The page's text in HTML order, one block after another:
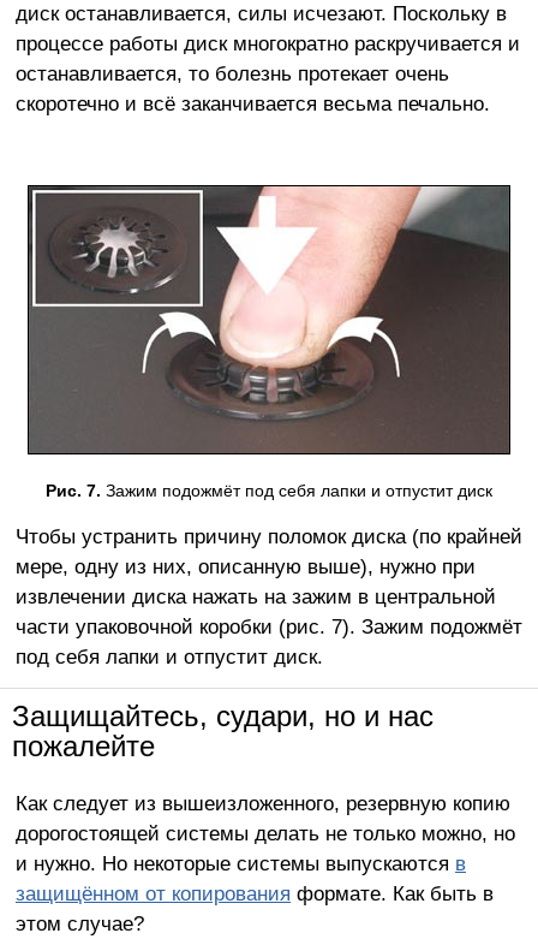
диск останавливается, силы исчезают. Поскольку в
процессе работы диск многократно раскручивается и
останавливается, то болезнь протекает очень
скоротечно и всё заканчивается весьма печально.
Рис. 7. Зажим подожмёт под себя лапки и отпустит диск
Чтобы устранить причину поломок диска (по крайней
мере, одну из них, описанную выше), нужно при
извлечении диска нажать на зажим в центральной
части упаковочной коробки (рис. 7). Зажим подожмёт
под себя лапки и отпустит диск.
Защищайтесь, судари, но и нас
пожалейте
Как следует из вышеизложенного, резервную копию
дорогостоящей системы делать не только можно, но
и нужно. Но некоторые системы выпускаются в
защищённом от копирования формате. Как быть в
этом случае?